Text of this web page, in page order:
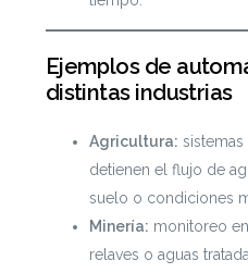
Ejemplos de
distintas industrias
Agricultura:
detienen el flujo de
suelo o condiciones
Minería: monitoreo
relaves o aguas